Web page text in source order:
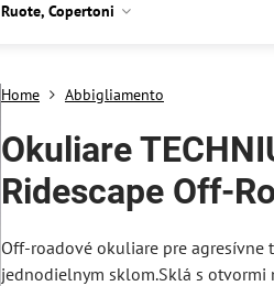
Ruote, Copertoni
Home Abbigliamento
Okuliare
Ridescape Off-
Off-roadové okuliare pre agresívne
jednodielnym sklom.Sklá s otvormi